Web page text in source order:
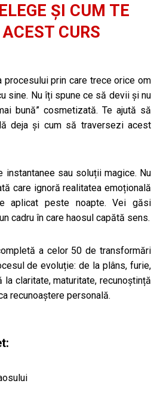
ȘI CUM TE
CURS
prin care trece orice om
sine. Nu îți spune ce să devii și nu
bună” cosmetizată. Te ajută să
deja și cum să traversezi acest
instantanee sau soluții magice. Nu
care ignoră realitatea emoțională
aplicat peste noapte. Vei găsi
cadru în care haosul capătă sens.
a celor 50 de transformări
de evoluție: de la plâns, furie,
claritate, maturitate, recunoștință
recunoaștere personală.